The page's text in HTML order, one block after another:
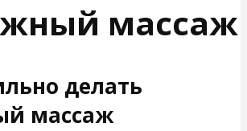
массаж
делать
массаж